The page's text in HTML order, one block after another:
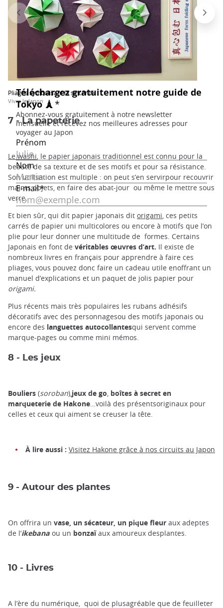
Pliages symbolisant la sincérité.
Vivre le Japon
7 - La papeterie
Le washi, le papier japonais traditionnel est connu pour la
beauté de sa texture et de ses motifs et pour sa résistance.
Son utilisation est multiple : on peut s’en servirpour recouvrir
maints objets, en faire des abat-jour ou même le mettre sous
verre.
Et bien sûr, qui dit papier japonais dit origami, ces petits
carrés de papier uni multicolores ou encore à motifs que l’on
plie pour leur donner une multitude de formes. Certains
Japonais en font de véritables œuvres d’art. Il existe de
nombreux livres en français pour apprendre à faire ces
pliages, vous pouvez donc faire un cadeau utile enoffrant un
manuel d’explications et un paquet de jolis papier pour
origami.
Plus récents mais très populaires les rubans adhésifs
décoratifs avec des personnagesou des motifs japonais ou
encore des languettes autocollantesqui servent comme
marque-pages ou comme mini mémos.
8 - Les jeux
Bouliers (soroban),jeux de go, boîtes à secret en
marqueterie de Hakone…voilà des présentsoriginaux pour
celles et ceux qui aiment se creuser la tête.
À lire aussi : Visitez Hakone grâce à nos circuits au Japon
9 - Autour des plantes
On offrira un vase, un sécateur, un pique fleur aux adeptes
de l’ikebana ou un bonzaïaux amoureux desplantes.
10 - Livres
A l’ère du numérique, quoi de plusagréable que de feuilleter